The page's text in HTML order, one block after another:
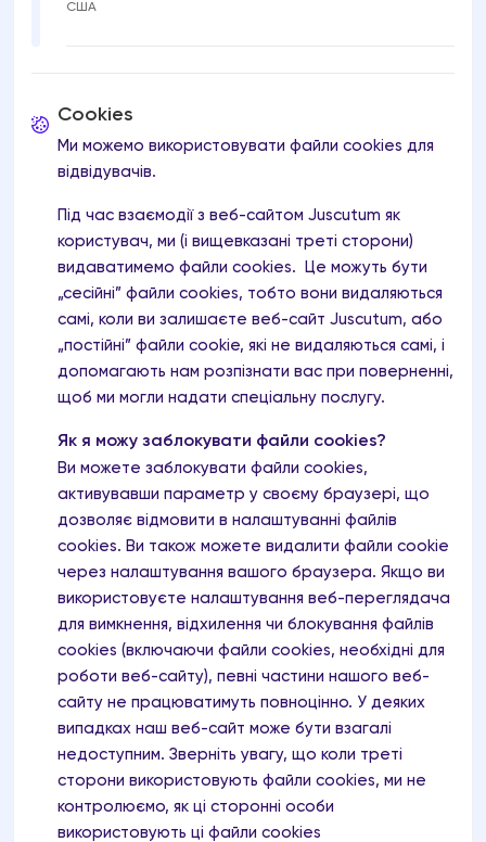
США
Cookies
Ми можемо використовувати файли cookies для
відвідувачів.
Під час взаємодії з веб-сайтом Juscutum як
користувач, ми (і вищевказані треті сторони)
видаватимемо файли cookies. Це можуть бути
„сесійні” файли cookies, тобто вони видаляються
самі, коли ви залишаєте веб-сайт Juscutum, або
„постійні” файли cookie, які не видаляються самі, і
допомагають нам розпізнати вас при поверненні,
щоб ми могли надати спеціальну послугу.
Як я можу заблокувати файли cookies?
Ви можете заблокувати файли cookies,
активувавши параметр у своєму браузері, що
дозволяє відмовити в налаштуванні файлів
cookies. Ви також можете видалити файли cookie
через налаштування вашого браузера. Якщо ви
використовуєте налаштування веб-переглядача
для вимкнення, відхилення чи блокування файлів
cookies (включаючи файли cookies, необхідні для
роботи веб-сайту), певні частини нашого веб-
сайту не працюватимуть повноцінно. У деяких
випадках наш веб-сайт може бути взагалі
недоступним. Зверніть увагу, що коли треті
сторони використовують файли cookies, ми не
контролюємо, як ці сторонні особи
використовують ці файли cookies